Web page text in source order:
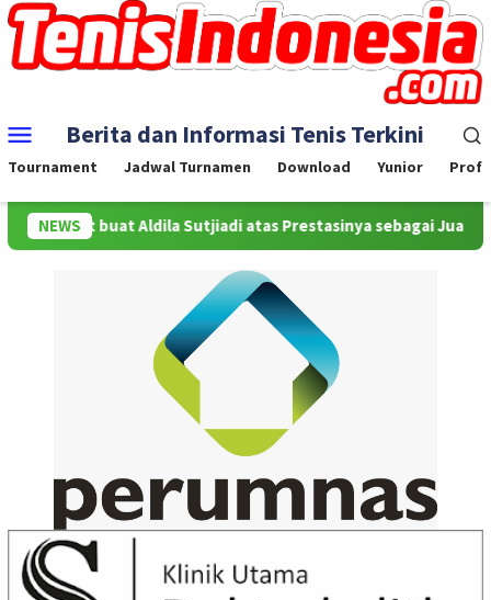
Skip
to
content
Mobile
Menu
Berita dan Informasi Tenis Terkini
Tournament Jadwal Turnamen Download Yunior
NEWSbuat Aldila Sutjiadi atas Prestasinya sebagai Juara WTA